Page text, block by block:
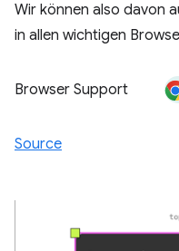
Wir können also davon
in allen wichtigen
Browser Support
Source